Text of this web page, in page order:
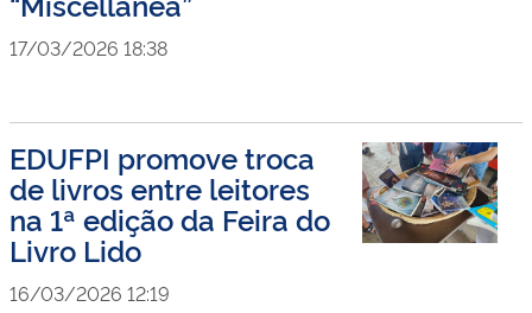
17/03/2026 18:38
EDUFPI promove troca
de livros entre leitores
na 1ª edição da Feira do
Livro Lido
16/03/2026 12:19